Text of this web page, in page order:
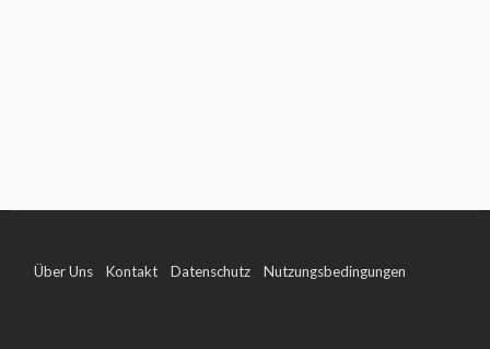
Über Uns Kontakt Datenschutz Nutzungsbedingungen